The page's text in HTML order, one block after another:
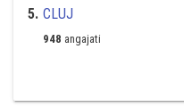
5. CLUJ
948 angajati